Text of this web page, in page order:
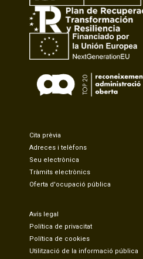
Cita prèvia
Adreces i telèfons
Seu electrònica
Tràmits electrònics
Oferta d'ocupació pública
Avís legal
Política de privacitat
Política de cookies
Utilització de la informació pública